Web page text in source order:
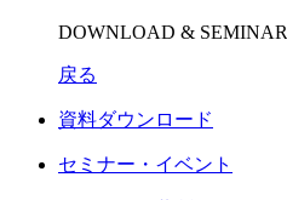
DOWNLOAD & SEMINAR
戻る
資料ダウンロード
セミナー・イベント